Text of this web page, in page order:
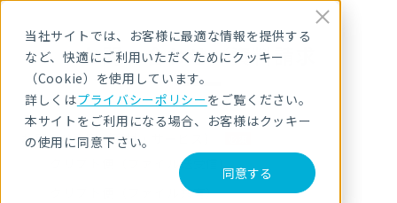
当社サイトでは、お客様に最適な情報を提供する
など、快適にご利用いただくためにクッキー
（Cookie）を使用しています。
詳しくはプライバシーポリシーをご覧ください。
本サイトをご利用になる場合、お客様はクッキー
の使用に同意下さい。
同意する
お問い合わせ／資料請求
お問合せ内容（商材・サービス）
クリプト便（ファイル送受信）
クリプト便（ファイル共有）